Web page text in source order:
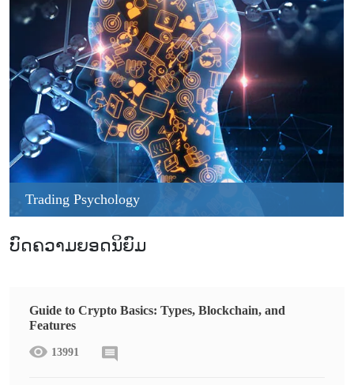
Trading Psychology
ບົດຄວາມຍອດນິຍົມ
Guide to Crypto Basics: Types, Blockchain, and
Features
13991